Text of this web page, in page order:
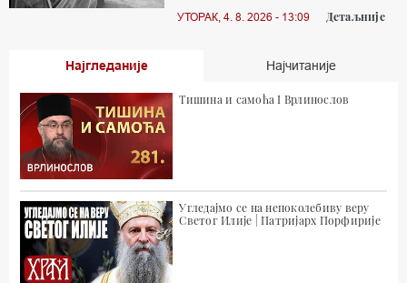
УТОРАК, 4. 8. 2026 - 13:09 Детаљније
Најгледаније Најчитаније
Тишина и самоћа I Врлинослов
Угледајмо се на непоколебиву веру
Светог Илије | Патријарх Порфирије